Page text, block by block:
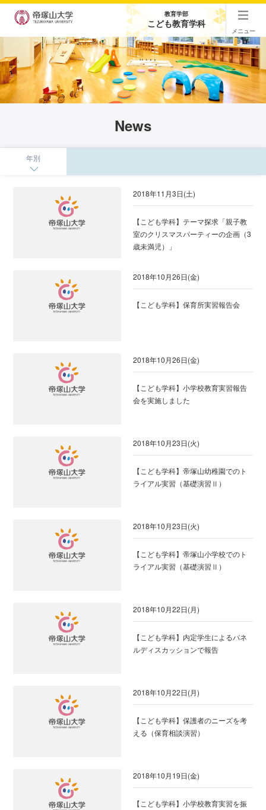
教育学部
こども教育学科
メニュー
News
年別
2018年11月3日(土)
【こども学科】テーマ探求「親子教
室のクリスマスパーティーの企画（3
歳未満児）」
2018年10月26日(金)
【こども学科】保育所実習報告会
2018年10月26日(金)
【こども学科】小学校教育実習報告
会を実施しました
2018年10月23日(火)
【こども学科】帝塚山幼稚園でのト
ライアル実習（基礎演習Ⅱ）
2018年10月23日(火)
【こども学科】帝塚山小学校でのト
ライアル実習（基礎演習Ⅱ）
2018年10月22日(月)
【こども学科】内定学生によるパネ
ルディスカッションで報告
2018年10月22日(月)
【こども学科】保護者のニーズを考
える（保育相談演習）
2018年10月19日(金)
【こども学科】小学校教育実習を振